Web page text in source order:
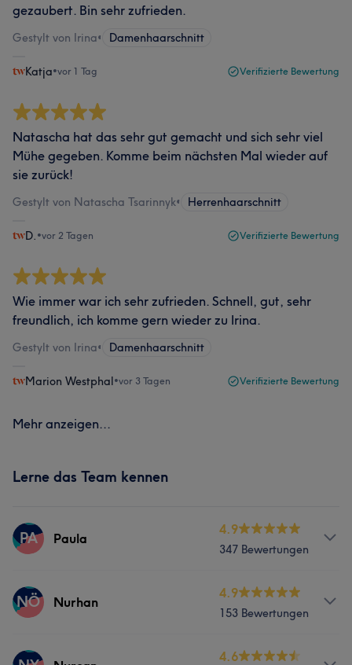
gezaubert. Bin sehr zufrieden.
Gestylt von Irina• Damenhaarschnitt
Katja•vor 1 Tag Verifizierte Bewertung
Natascha hat das sehr gut gemacht und sich sehr viel
Mühe gegeben. Komme beim nächsten Mal wieder auf
sie zurück!
Gestylt von Natascha Tsarinnyk• Herrenhaarschnitt
D. •vor 2 Tagen Verifizierte Bewertung
Wie immer war ich sehr zufrieden. Schnell, gut, sehr
freundlich, ich komme gern wieder zu Irina.
Gestylt von Irina• Damenhaarschnitt
Marion Westphal•vor 3 Tagen Verifizierte Bewertung
Mehr anzeigen...
Lerne das Team kennen
PA Paula
4.9
347 Bewertungen
Services
NÖ Nurhan
4.9
153 Bewertungen
Info
4.6